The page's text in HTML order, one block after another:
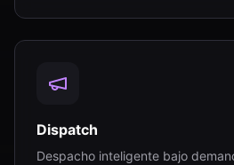
Dispatch
Despacho inteligente bajo